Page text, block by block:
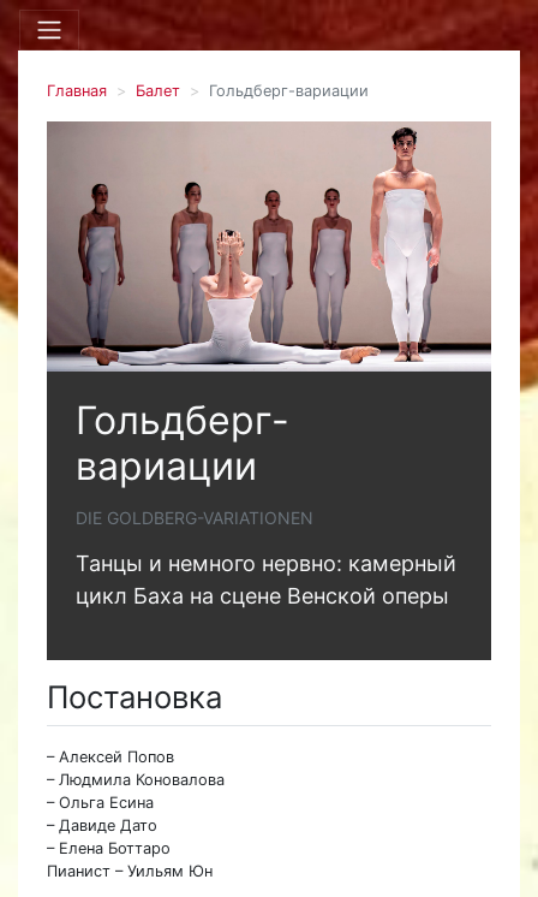
Главная Балет Гольдберг-вариации
Гольдберг-
вариации
DIE GOLDBERG-VARIATIONEN
Танцы и немного нервно: камерный
цикл Баха на сцене Венской оперы
Постановка
– Алексей Попов
– Людмила Коновалова
– Ольга Есина
– Давиде Дато
– Елена Боттаро
Пианист – Уильям Юн